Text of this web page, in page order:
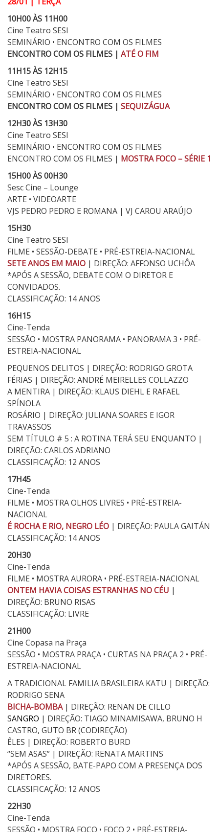
10H00 ÀS 11H00
Cine Teatro SESI
SEMINÁRIO • ENCONTRO COM OS FILMES
ENCONTRO COM OS FILMES | ATÉ O FIM
11H15 ÀS 12H15
Cine Teatro SESI
SEMINÁRIO • ENCONTRO COM OS FILMES
ENCONTRO COM OS FILMES | SEQUIZÁGUA
12H30 ÀS 13H30
Cine Teatro SESI
SEMINÁRIO • ENCONTRO COM OS FILMES
ENCONTRO COM OS FILMES | MOSTRA FOCO – SÉRIE 1
15H00 ÀS 00H30
Sesc Cine – Lounge
ARTE • VIDEOARTE
VJS PEDRO PEDRO E ROMANA | VJ CAROU ARAÚJO
15H30
Cine Teatro SESI
FILME • SESSÃO-DEBATE • PRÉ-ESTREIA-NACIONAL
SETE ANOS EM MAIO | DIREÇÃO: AFFONSO UCHÔA
*APÓS A SESSÃO, DEBATE COM O DIRETOR E
CONVIDADOS.
CLASSIFICAÇÃO: 14 ANOS
16H15
Cine-Tenda
SESSÃO • MOSTRA PANORAMA • PANORAMA 3 • PRÉ-
ESTREIA-NACIONAL
PEQUENOS DELITOS | DIREÇÃO: RODRIGO GROTA
FÉRIAS | DIREÇÃO: ANDRÉ MEIRELLES COLLAZZO
A MENTIRA | DIREÇÃO: KLAUS DIEHL E RAFAEL
SPÍNOLA
ROSÁRIO | DIREÇÃO: JULIANA SOARES E IGOR
TRAVASSOS
SEM TÍTULO # 5 : A ROTINA TERÁ SEU ENQUANTO |
DIREÇÃO: CARLOS ADRIANO
CLASSIFICAÇÃO: 12 ANOS
17H45
Cine-Tenda
FILME • MOSTRA OLHOS LIVRES • PRÉ-ESTREIA-
NACIONAL
É ROCHA E RIO, NEGRO LÉO | DIREÇÃO: PAULA GAITÁN
CLASSIFICAÇÃO: 14 ANOS
20H30
Cine-Tenda
FILME • MOSTRA AURORA • PRÉ-ESTREIA-NACIONAL
ONTEM HAVIA COISAS ESTRANHAS NO CÉU |
DIREÇÃO: BRUNO RISAS
CLASSIFICAÇÃO: LIVRE
21H00
Cine Copasa na Praça
SESSÃO • MOSTRA PRAÇA • CURTAS NA PRAÇA 2 • PRÉ-
ESTREIA-NACIONAL
A TRADICIONAL FAMILIA BRASILEIRA KATU | DIREÇÃO:
RODRIGO SENA
BICHA-BOMBA| DIREÇÃO: RENAN DE CILLO
SANGRO | DIREÇÃO: TIAGO MINAMISAWA, BRUNO H
CASTRO, GUTO BR (CODIREÇÃO)
ÊLES | DIREÇÃO: ROBERTO BURD
“SEM ASAS” | DIREÇÃO: RENATA MARTINS
*APÓS A SESSÃO, BATE-PAPO COM A PRESENÇA DOS
DIRETORES.
CLASSIFICAÇÃO: 12 ANOS
22H30
Cine-Tenda
SESSÃO • MOSTRA FOCO • FOCO 2 • PRÉ-ESTREIA-